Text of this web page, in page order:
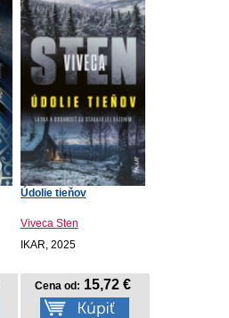
Údolie tieňov
Viveca Sten
IKAR, 2025
Cena od: 15,72 €